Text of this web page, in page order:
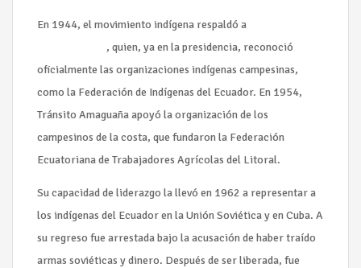
En 1944, el movimiento indígena respaldó a
, quien, ya en la presidencia, reconoció
oficialmente las organizaciones indígenas campesinas,
como la Federación de Indígenas del Ecuador. En 1954,
Tránsito Amaguaña apoyó la organización de los
campesinos de la costa, que fundaron la Federación
Ecuatoriana de Trabajadores Agrícolas del Litoral.
Su capacidad de liderazgo la llevó en 1962 a representar a
los indígenas del Ecuador en la Unión Soviética y en Cuba. A
su regreso fue arrestada bajo la acusación de haber traído
armas soviéticas y dinero. Después de ser liberada, fue